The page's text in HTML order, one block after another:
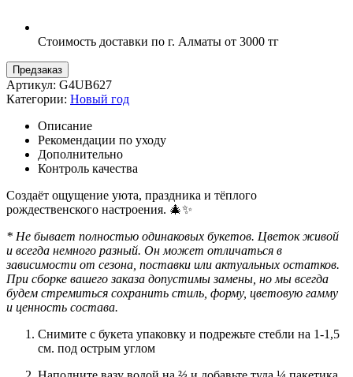
Стоимость доставки по г. Алматы от 3000 тг
Предзаказ
Артикул: G4UB627
Категории: Новый год
Описание
Рекомендации по уходу
Дополнительно
Контроль качества
Создаёт ощущение уюта, праздника и тёплого
рождественского настроения. 🎄✨
* Не бывает полностью одинаковых букетов. Цветок живой
и всегда немного разный. Он может отличаться в
зависимости от сезона, поставки или актуальных остатков.
При сборке вашего заказа допустимы замены, но мы всегда
будем стремиться сохранить стиль, форму, цветовую гамму
и ценность состава.
Снимите с букета упаковку и подрежьте стебли на 1-1,5
см. под острым углом